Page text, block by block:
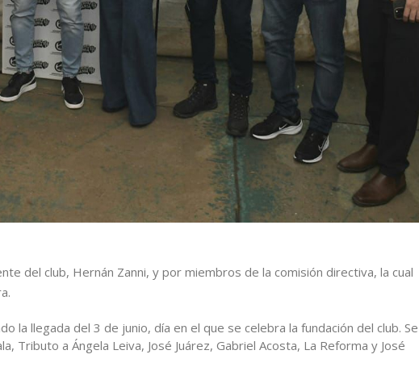
del club, Hernán Zanni, y por miembros de la comisión directiva, la cual
la llegada del 3 de junio, día en el que se celebra la fundación del club. Se
Tributo a Ángela Leiva, José Juárez, Gabriel Acosta, La Reforma y José